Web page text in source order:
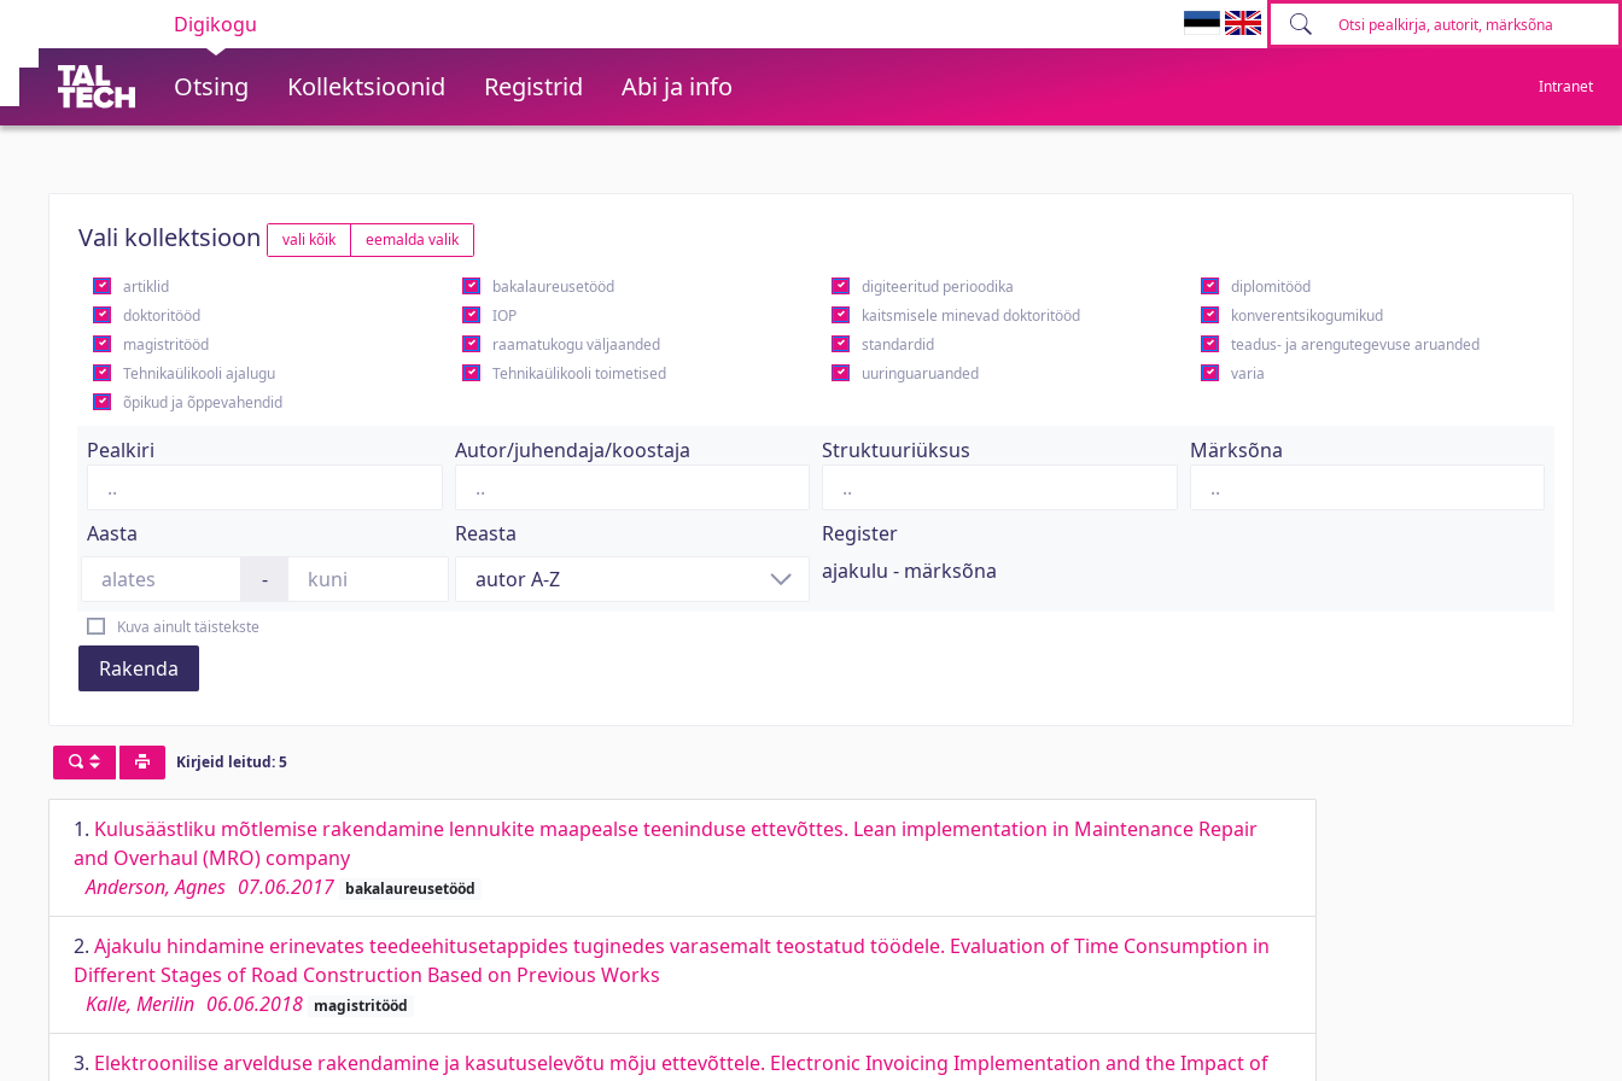
Digikogu
Otsing Kollektsioonid Registrid Abi ja info Intranet
Vali kollektsioon vali kõik eemalda valik
artiklid bakalaureusetööd digiteeritud perioodika
diplomitööd
doktoritööd
IOP kaitsmisele minevad doktoritööd
konverentsikogumikud
magistritööd
raamatukogu väljaanded standardid
teadus- ja arengutegevuse aruanded
Tehnikaülikooli ajalugu
Tehnikaülikooli toimetised uuringuaruanded
varia
õpikud ja õppevahendid
Pealkiri Autor/juhendaja/koostaja Struktuuriüksus Märksõna
Aasta
-
Reasta
Register
ajakulu - märksõna
Kuva ainult täistekste
Rakenda
Kirjeid leitud: 5
1. Kulusäästliku mõtlemise rakendamine lennukite maapealse teeninduse ettevõttes. Lean implementation in Maintenance Repair
and Overhaul (MRO) company
Anderson, Agnes 07.06.2017 bakalaureusetööd
2. Ajakulu hindamine erinevates teedeehitusetappides tuginedes varasemalt teostatud töödele. Evaluation of Time Consumption in
Different Stages of Road Construction Based on Previous Works
Kalle, Merilin 06.06.2018 magistritööd
3. Elektroonilise arvelduse rakendamine ja kasutuselevõtu mõju ettevõttele. Electronic Invoicing Implementation and the Impact of